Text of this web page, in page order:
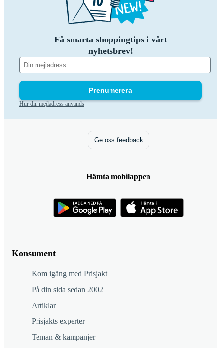
Få smarta shoppingtips i vårt
nyhetsbrev!
Prenumerera
Hur din mejladress används
Konsument
Kom igång med Prisjakt
På din sida sedan 2002
Artiklar
Prisjakts experter
Teman & kampanjer
Ge oss feedback
Hämta mobilappen